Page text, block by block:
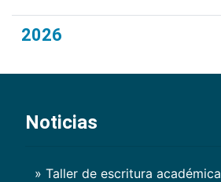
2026
Noticias
» Taller de escritura académica